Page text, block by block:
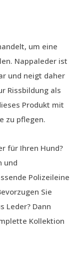
um eine
Nappaleder ist
und neigt daher
Rissbildung als
Produkt mit
zu pflegen.
für Ihren Hund?
und
Polizeileine
Sie
Leder? Dann
Kollektion